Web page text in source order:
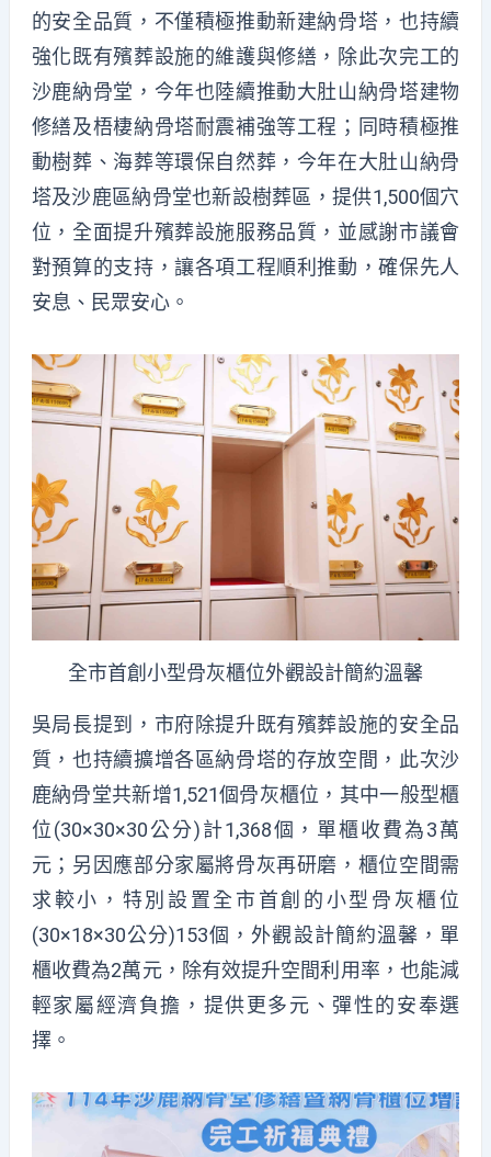
的安全品質，不僅積極推動新建納骨塔，也持續
強化既有殯葬設施的維護與修繕，除此次完工的
沙鹿納骨堂，今年也陸續推動大肚山納骨塔建物
修繕及梧棲納骨塔耐震補強等工程；同時積極推
動樹葬、海葬等環保自然葬，今年在大肚山納骨
塔及沙鹿區納骨堂也新設樹葬區，提供1,500個穴
位，全面提升殯葬設施服務品質，並感謝市議會
對預算的支持，讓各項工程順利推動，確保先人
安息、民眾安心。
全市首創小型骨灰櫃位外觀設計簡約溫馨
吳局長提到，市府除提升既有殯葬設施的安全品
質，也持續擴增各區納骨塔的存放空間，此次沙
鹿納骨堂共新增1,521個骨灰櫃位，其中一般型櫃
位(30×30×30公分)計1,368個，單櫃收費為3萬
元；另因應部分家屬將骨灰再研磨，櫃位空間需
求較小，特別設置全市首創的小型骨灰櫃位
(30×18×30公分)153個，外觀設計簡約溫馨，單
櫃收費為2萬元，除有效提升空間利用率，也能減
輕家屬經濟負擔，提供更多元、彈性的安奉選
擇。